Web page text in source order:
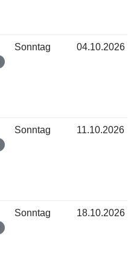
Sonntag 04.10.2026
Sonntag 11.10.2026
Sonntag 18.10.2026